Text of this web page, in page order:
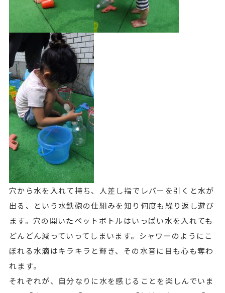
穴から水を入れて持ち、人差し指でレバーを引くと水が
出る、という水鉄砲の仕組みを知り何度も繰り返し遊び
ます。穴の開いたペットボトルはいっぱい水を入れても
どんどん減っていってしまいます。シャワーのようにこ
ぼれる水滴はキラキラと輝き、その水音に目も心も奪わ
れます。
それぞれが、自分なりに水を感じることを楽しんでいま